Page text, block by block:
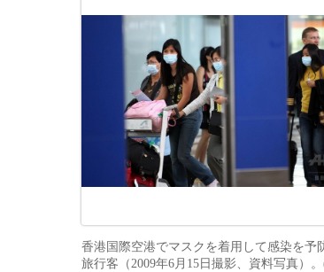
香港国際空港でマスクを着用して感染を予
旅行客（2009年6月15日撮影、資料写真）